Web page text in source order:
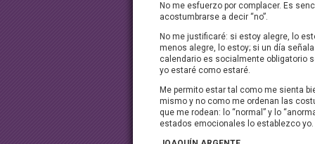
No me esfuerzo por complacer. Es
acostumbrarse a decir “no”.
No me justificaré: si estoy alegre, lo
menos alegre, lo estoy; si un día
calendario es socialmente obligatorio
yo estaré como estaré.
Me permito estar tal como me sienta
mismo y no como me ordenan las
que me rodean: lo “normal” y lo
estados emocionales lo establezco yo.